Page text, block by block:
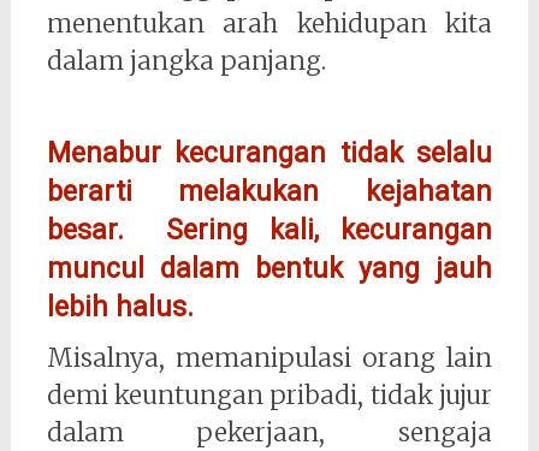
menentukan arah kehidupan kita
dalam jangka panjang.
Menabur kecurangan tidak selalu
berarti melakukan kejahatan
besar. Sering kali, kecurangan
muncul dalam bentuk yang jauh
lebih halus.
Misalnya, memanipulasi orang lain
demi keuntungan pribadi, tidak jujur
dalam pekerjaan, sengaja